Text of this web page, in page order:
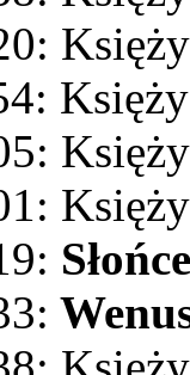
Słońce